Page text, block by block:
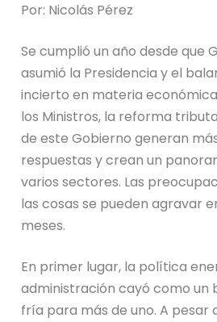
Por: Nicolás Pérez
Se cumplió un año desde que
asumió la Presidencia y el
incierto en materia
los Ministros, la reforma
de este Gobierno generan
respuestas y crean un
varios sectores. Las
las cosas se pueden agravar
meses.
En primer lugar, la política
administración cayó como un
fría para más de uno. A pesar